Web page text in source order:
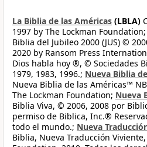
La Biblia de las Américas (LBLA)
1997 by The Lockman Foundation;
Biblia del Jubileo 2000 (JUS) ©
2020 by Ransom Press
Dios habla hoy ®, © Sociedades
1979, 1983, 1996.; Nueva Biblia
Nueva Biblia de las Américas™
The Lockman Foundation; Nueva
Biblia Viva, © 2006, 2008 por
permiso de Biblica, Inc.®
todo el mundo.; Nueva
Biblia, Nueva Traducción